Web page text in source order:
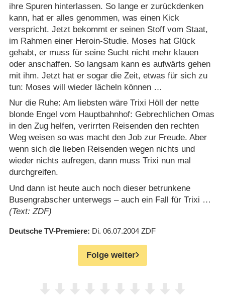
ihre Spuren hinterlassen. So lange er zurückdenken
kann, hat er alles genommen, was einen Kick
verspricht. Jetzt bekommt er seinen Stoff vom Staat,
im Rahmen einer Heroin-Studie. Moses hat Glück
gehabt, er muss für seine Sucht nicht mehr klauen
oder anschaffen. So langsam kann es aufwärts gehen
mit ihm. Jetzt hat er sogar die Zeit, etwas für sich zu
tun: Moses will wieder lächeln können …
Nur die Ruhe: Am liebsten wäre Trixi Höll der nette
blonde Engel vom Hauptbahnhof: Gebrechlichen Omas
in den Zug helfen, verirrten Reisenden den rechten
Weg weisen so was macht den Job zur Freude. Aber
wenn sich die lieben Reisenden wegen nichts und
wieder nichts aufregen, dann muss Trixi nun mal
durchgreifen.
Und dann ist heute auch noch dieser betrunkene
Busengrabscher unterwegs – auch ein Fall für Trixi …
(Text: ZDF)
Deutsche TV-Premiere Di. 06.07.2004 ZDF
Folge weiter